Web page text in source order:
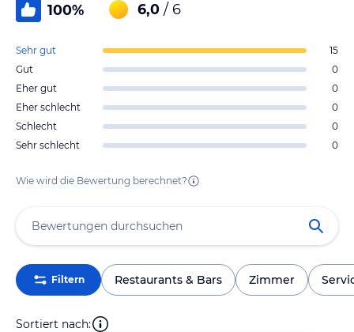
100% 6,0 / 6
Sehr gut
15
Gut
0
Eher gut
0
Eher schlecht
0
Schlecht
0
Sehr schlecht
0
Wie wird die Bewertung berechnet?
Filtern Restaurants & Bars Zimmer
Sortiert nach: